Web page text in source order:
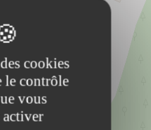
cookies
le contrôle
vous
activer